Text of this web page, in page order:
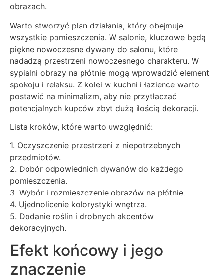
obrazach.
Warto stworzyć plan działania, który obejmuje
wszystkie pomieszczenia. W salonie, kluczowe będą
piękne nowoczesne dywany do salonu, które
nadadzą przestrzeni nowoczesnego charakteru. W
sypialni obrazy na płótnie mogą wprowadzić element
spokoju i relaksu. Z kolei w kuchni i łazience warto
postawić na minimalizm, aby nie przytłaczać
potencjalnych kupców zbyt dużą ilością dekoracji.
Lista kroków, które warto uwzględnić:
1. Oczyszczenie przestrzeni z niepotrzebnych
przedmiotów.
2. Dobór odpowiednich dywanów do każdego
pomieszczenia.
3. Wybór i rozmieszczenie obrazów na płótnie.
4. Ujednolicenie kolorystyki wnętrza.
5. Dodanie roślin i drobnych akcentów
dekoracyjnych.
Efekt końcowy i jego
znaczenie